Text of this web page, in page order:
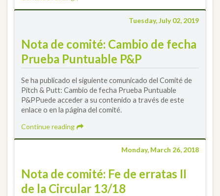
Tuesday, July 02, 2019
Nota de comité: Cambio de fecha
Prueba Puntuable P&P
Se ha publicado el siguiente comunicado del Comité de
Pitch & Putt: Cambio de fecha Prueba Puntuable
P&PPuede acceder a su contenido a través de este
enlace o en la página del comité.
Continue reading
Monday, March 26, 2018
Nota de comité: Fe de erratas II
de la Circular 13/18